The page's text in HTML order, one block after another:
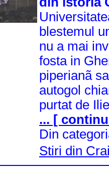
blestemul
nu a mai
fosta in
piperianã
autogol
purtat de
... [
Din
Stiri din